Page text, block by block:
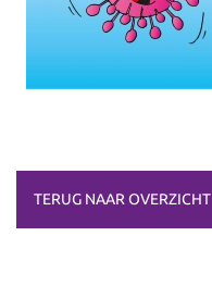
TERUG NAAR OVERZICHT